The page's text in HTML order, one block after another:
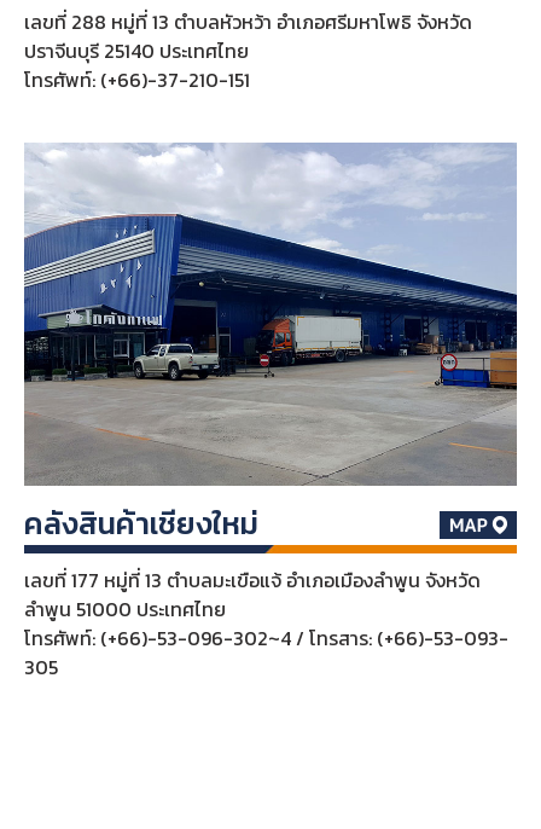
เลขที่ 288 หมู่ที่ 13 ตำบลหัวหว้า อำเภอศรีมหาโพธิ จังหวัด
ปราจีนบุรี 25140 ประเทศไทย
โทรศัพท์: (+66)-37-210-151
คลังสินค้าเชียงใหม่
เลขที่ 177 หมู่ที่ 13 ตำบลมะเขือแจ้ อำเภอเมืองลำพูน จังหวัด
ลำพูน 51000 ประเทศไทย
โทรศัพท์: (+66)-53-096-302~4 / โทรสาร: (+66)-53-093-
305